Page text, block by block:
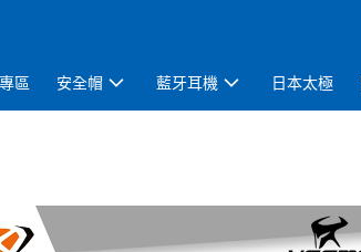
區 安全帽 藍牙耳機 日本太極